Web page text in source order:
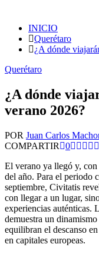
de:
INICIO
Querétaro
¿A dónde
Querétaro
¿A dónde
verano 2026?
POR Juan Carlos
COMPARTIR
0
El verano ya llegó y, con
del año. Para el periodo
septiembre, Civitatis
con llegar a un lugar,
experiencias auténticas.
demuestra un
equilibran el descanso
en capitales europeas.